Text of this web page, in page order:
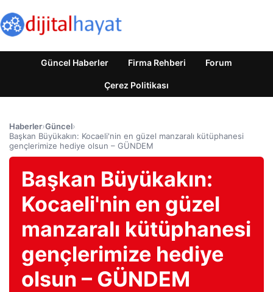
Güncel Haberler Firma Rehberi Forum
Çerez Politikası
Haberler›Güncel›
Başkan Büyükakın: Kocaeli'nin en güzel manzaralı kütüphanesi
gençlerimize hediye olsun – GÜNDEM
Başkan Büyükakın:
Kocaeli'nin en güzel
manzaralı kütüphanesi
gençlerimize hediye
olsun – GÜNDEM